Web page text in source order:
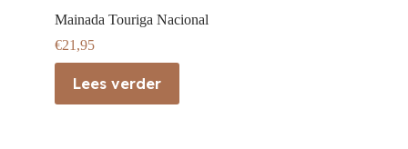
Mainada Touriga Nacional
€21,95
Lees verder